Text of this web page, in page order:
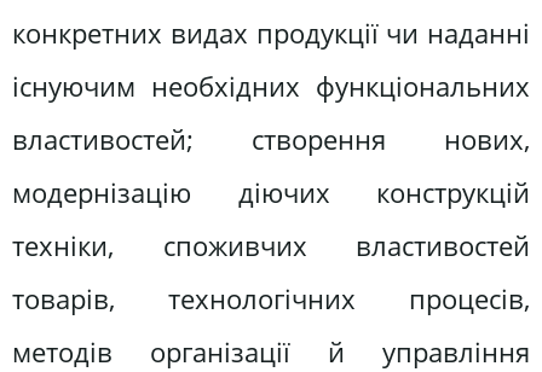
конкретних видах продукції чи наданні
існуючим необхідних функціональних
властивостей; створення нових,
модернізацію діючих конструкцій
техніки, споживчих властивостей
товарів, технологічних процесів,
методів організації й управління